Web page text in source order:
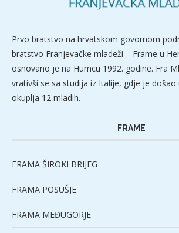
Prvo bratstvo na hrvatskom govornom
bratstvo Franjevačke mladeži – Frame u
osnovano je na Humcu 1992. godine. Fra
vrativši se sa studija iz Italije, gdje je
okuplja 12 mladih.
FRAME
FRAMA ŠIROKI BRIJEG
FRAMA POSUŠJE
FRAMA MEĐUGORJE